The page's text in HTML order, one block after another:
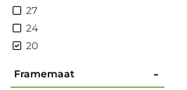
27
24
20
Framemaat -